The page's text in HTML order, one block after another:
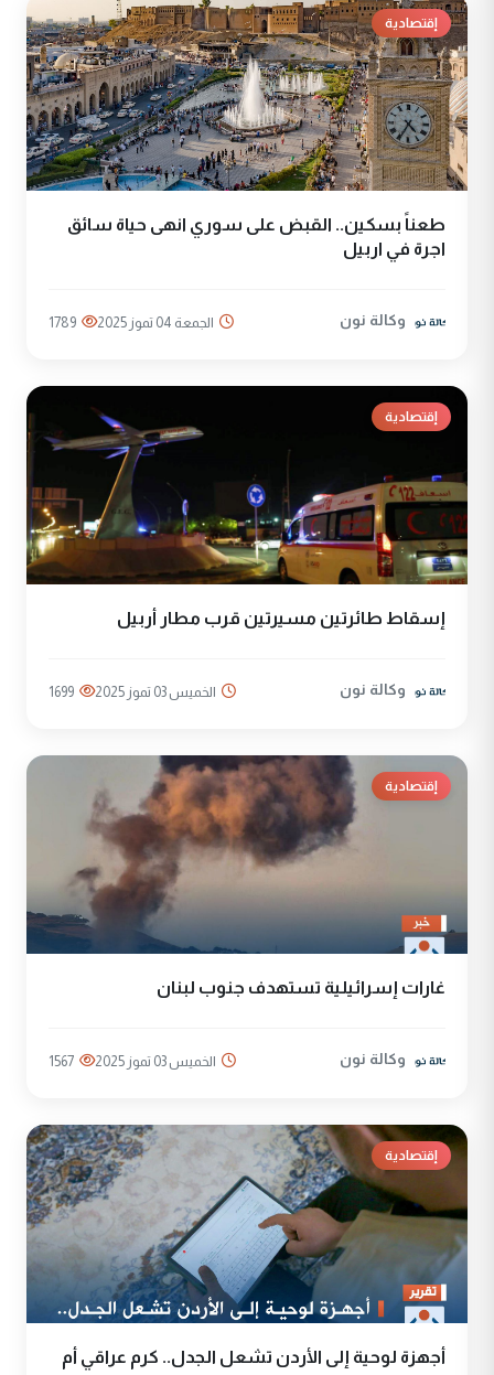
إقتصادية
طعناً بسكين.. القبض على سوري انهى حياة سائق
اجرة في اربيل
وكالة نون الجمعة 04 تموز 2025 1789
إقتصادية
إسقاط طائرتين مسيرتين قرب مطار أربيل
وكالة نون الخميس 03 تموز 2025 1699
إقتصادية
غارات إسرائيلية تستهدف جنوب لبنان
وكالة نون الخميس 03 تموز 2025 1567
إقتصادية
أجهزة لوحية إلى الأردن تشعل الجدل.. كرم عراقي أم